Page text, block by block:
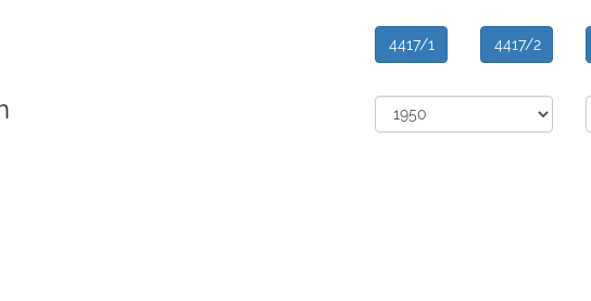
4417/1 4417/2